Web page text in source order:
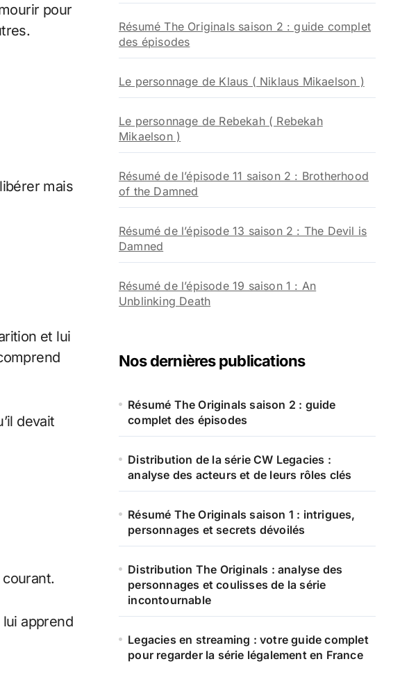
pour
mais
et lui
devait
apprend
Résumé The Originals saison 2 : guide complet
des épisodes
Le personnage de Klaus ( Niklaus Mikaelson )
Le personnage de Rebekah ( Rebekah
Mikaelson )
Résumé de l’épisode 11 saison 2 : Brotherhood
of the Damned
Résumé de l’épisode 13 saison 2 : The Devil is
Damned
Résumé de l’épisode 19 saison 1 : An
Unblinking Death
Nos dernières publications
Résumé The Originals saison 2 : guide
complet des épisodes
Distribution de la série CW Legacies :
analyse des acteurs et de leurs rôles clés
Résumé The Originals saison 1 : intrigues,
personnages et secrets dévoilés
Distribution The Originals : analyse des
personnages et coulisses de la série
incontournable
Legacies en streaming : votre guide complet
pour regarder la série légalement en France